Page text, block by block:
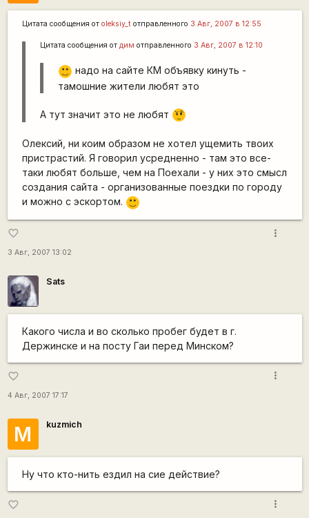
Цитата сообщения от oleksiy_tотправленного 3 Авг, 2007 в 12:55
Цитата сообщения от дим отправленного 3 Авг, 2007 в 12:10
:)
надо на сайте КМ объявку кинуть -
тамошние жители любят это
А тут значит это не любят ???
Олексий, ни коим образом не хотел ущемить твоих
пристрастий. Я говорил усредненно - там это все-
таки любят больше, чем на Поехали - у них это смысл
создания сайта - организованные поездки по городу
и можно с эскортом.
:)
favorite_border
3 Авг, 2007 13:02
more_vert
Sats
Какого числа и во сколько пробег будет в г.
Держинске и на посту Гаи перед Минском?
favorite_border
4 Авг, 2007 17:17
more_vert
М kuzmich
Ну что кто-нить ездил на сие действие?
favorite_border more_vert